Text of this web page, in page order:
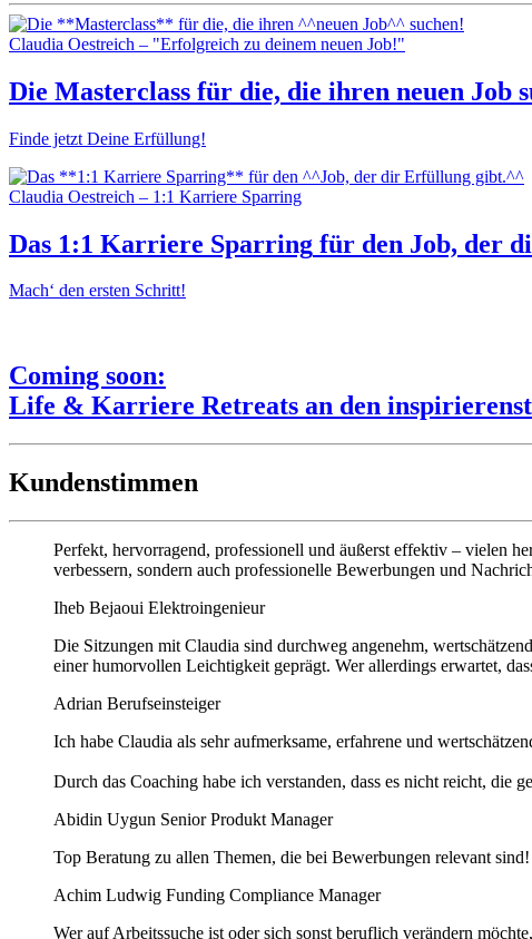
Claudia Oestreich – "Erfolgreich zu deinem neuen Job!"
Die Masterclass für die, die ihren neuen Job
Finde jetzt Deine Erfüllung!
Claudia Oestreich – 1:1 Karriere Sparring
Das 1:1 Karriere Sparring für den Job, der
Mach‘ den ersten Schritt!
Coming soon:
Life & Karriere Retreats an den
Kundenstimmen
Perfekt, hervorragend, professionell und äußerst effektiv – vielen
verbessern, sondern auch professionelle Bewerbungen und
Iheb Bejaoui Elektroingenieur
Die Sitzungen mit Claudia sind durchweg angenehm,
einer humorvollen Leichtigkeit geprägt. Wer allerdings erwartet,
Adrian Berufseinsteiger
Ich habe Claudia als sehr aufmerksame, erfahrene und
Durch das Coaching habe ich verstanden, dass es nicht reicht, die
Abidin Uygun Senior Produkt Manager
Top Beratung zu allen Themen, die bei Bewerbungen relevant sind!
Achim Ludwig Funding Compliance Manager
Wer auf Arbeitssuche ist oder sich sonst beruflich verändern